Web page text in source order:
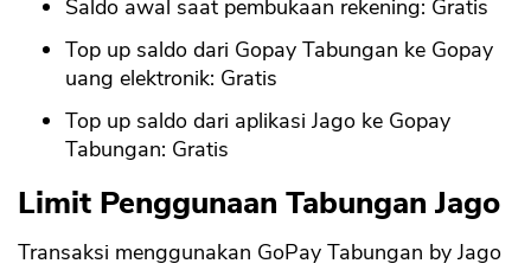
Saldo awal saat pembukaan rekening: Gratis
Top up saldo dari Gopay Tabungan ke Gopay
uang elektronik: Gratis
Top up saldo dari aplikasi Jago ke Gopay
Tabungan: Gratis
Limit Penggunaan Tabungan Jago
Transaksi menggunakan GoPay Tabungan by Jago